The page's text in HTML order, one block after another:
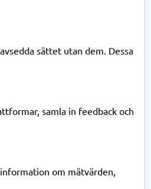
sättet utan dem. Dessa
samla in feedback och
om mätvärden,